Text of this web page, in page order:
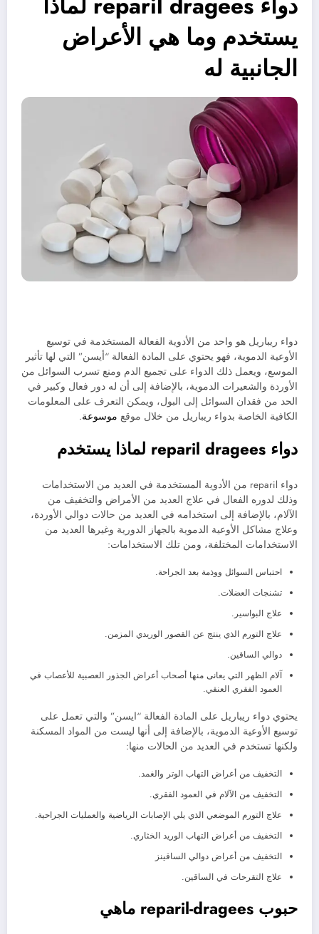
يستخدم وما هي الأعراض
الجانبية له
دواء ريباريل هو واحد من الأدوية الفعالة المستخدمة في توسيع
الأوعية الدموية، فهو يحتوي على المادة الفعالة “أيسن” التي لها تأثير
الموسع، ويعمل ذلك الدواء على تجميع الدم ومنع تسرب السوائل من
الأوردة والشعيرات الدموية، بالإضافة إلى أن له دور فعال وكبير في
الحد من فقدان السوائل إلى البول، ويمكن التعرف على المعلومات
الكافية الخاصة بدواء ريباريل من خلال موقع موسوعة.
دواء reparil dragees لماذا يستخدم
دواء reparil من الأدوية المستخدمة في العديد من الاستخدامات
وذلك لدوره الفعال في علاج العديد من الأمراض والتخفيف من
الآلام، بالإضافة إلى استخدامه في العديد من حالات دوالي الأوردة،
وعلاج مشاكل الأوعية الدموية بالجهاز الدورية وغيرها العديد من
الاستخدامات المختلفة، ومن تلك الاستخدامات:
احتباس السوائل ووذمة بعد الجراحة.
تشنجات العضلات.
علاج البواسير.
علاج التورم الذي ينتج عن القصور الوريدي المزمن.
دوالي الساقين.
آلام الظهر التي يعانى منها أصحاب أعراض الجذور العصبية للأعصاب في
العمود الفقري العنقي.
يحتوي دواء ريباريل على المادة الفعالة “ايسن” والتي تعمل على
توسيع الأوعية الدموية، بالإضافة إلى أنها ليست من المواد المسكنة
ولكنها تستخدم في العديد من الحالات منها:
التخفيف من أعراض التهاب الوتر والغمد.
التخفيف من الآلام في العمود الفقري.
علاج التورم الموضعي الذي يلي الإصابات الرياضية والعمليات الجراحية.
التخفيف من أعراض التهاب الوريد الخثاري.
التخفيف من أعراض دوالي الساقينز
علاج التقرحات في الساقين.
حبوب reparil-dragees ماهي